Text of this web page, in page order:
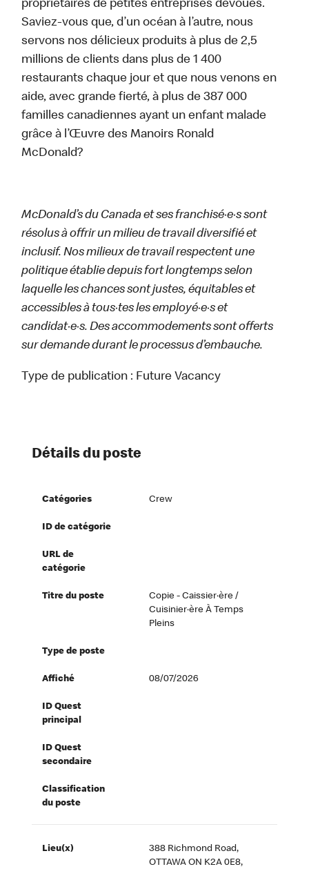
propriétaires de petites entreprises dévoués.
Saviez-vous que, d’un océan à l’autre, nous
servons nos délicieux produits à plus de 2,5
millions de clients dans plus de 1 400
restaurants chaque jour et que nous venons en
aide, avec grande fierté, à plus de 387 000
familles canadiennes ayant un enfant malade
grâce à l’Œuvre des Manoirs Ronald
McDonald?
McDonald’s du Canada et ses franchisé·e·s sont
résolus à offrir un milieu de travail diversifié et
inclusif. Nos milieux de travail respectent une
politique établie depuis fort longtemps selon
laquelle les chances sont justes, équitables et
accessibles à tous·tes les employé·e·s et
candidat·e·s. Des accommodements sont offerts
sur demande durant le processus d’embauche.
Type de publication : Future Vacancy
Détails du poste
Catégories Crew
ID de catégorie
URL de
catégorie
Titre du poste
Copie - Caissier·ère /
Cuisinier·ère À Temps
Pleins
Type de poste
Affiché 08/07/2026
ID Quest
principal
ID Quest
secondaire
Classification
du poste
Lieu(x)
388 Richmond Road,
OTTAWA ON K2A 0E8,